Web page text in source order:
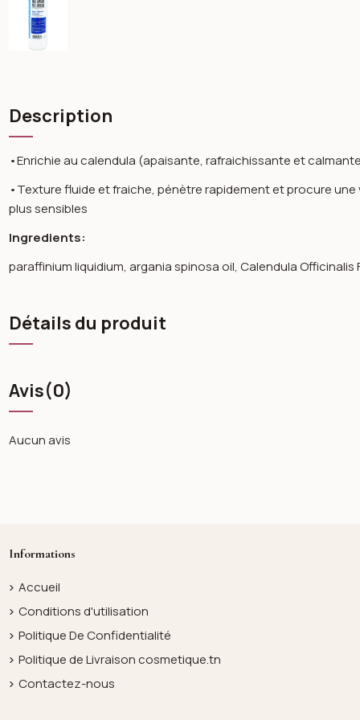
Description
•Enrichie au calendula (apaisante, rafraichissante et
•Texture fluide et fraiche, pénètre rapidement et procure
plus sensibles
Ingredients:
paraffinium liquidium, argania spinosa oil, Calendula
Détails du produit
Avis(0)
Aucun avis
Informations
Accueil
Conditions d'utilisation
Politique De Confidentialité
Politique de Livraison cosmetique.tn
Contactez-nous